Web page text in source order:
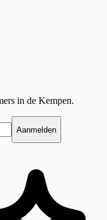
in de Kempen.
Aanmelden